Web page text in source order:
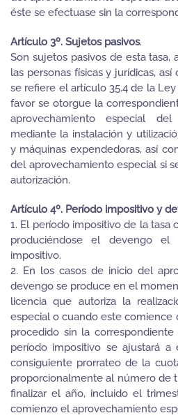
éste se efectuase sin la
Artículo 3º. Sujetos pasivos.
Son sujetos pasivos de esta
las personas físicas y jurídicas,
se refiere el artículo 35.4 de la
favor se otorgue la
aprovechamiento especial
mediante la instalación y
y máquinas expendedoras, así
del aprovechamiento especial si
autorización.
Artículo 4º. Período impositivo y
1. El período impositivo de la tasa
produciéndose el devengo
impositivo.
2. En los casos de inicio del
devengo se produce en el
licencia que autoriza la
especial o cuando este comience
procedido sin la
período impositivo se ajustará a
consiguiente prorrateo de la
proporcionalmente al número de
finalizar el año, incluido el
comienzo el aprovechamiento